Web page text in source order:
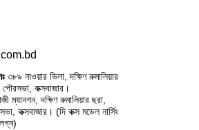
৩৮৯ নাওয়ার ভিলা, দক্ষিণ রুমালিয়ার
পৌরসভা, কক্সবাজার।
ম্যানশন, দক্ষিণ রুমালিয়ার ছরা,
কক্সবাজার। (দি কক্স মডেল নার্সিং